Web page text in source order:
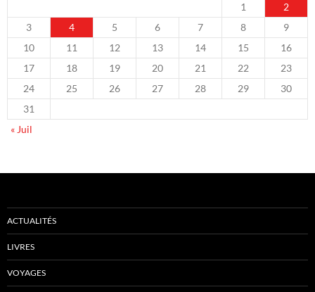
1
2
3
4 5 6 7 8
9
10
11 12 13 14 15
16
17
18 19 20 21 22
23
24
25 26 27 28 29
30
31
« Juil
ACTUALITÉS
LIVRES
VOYAGES